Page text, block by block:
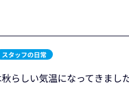
スタッフの日常
らしい気温になってきま